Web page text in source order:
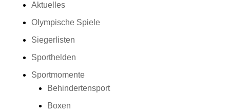
Aktuelles
Olympische Spiele
Siegerlisten
Sporthelden
Sportmomente
Behindertensport
Boxen